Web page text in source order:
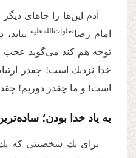
آدم این‌ها را جاهاى
امام رضاصلوات‌‌الله‌‌علیه
توجه هم كند مى‌‌گوید عجب
خدا نزدیك است! چقدر
است! و ما چقدر دوریم!
به یاد خدا بودن؛
براى یك شخصیتى كه